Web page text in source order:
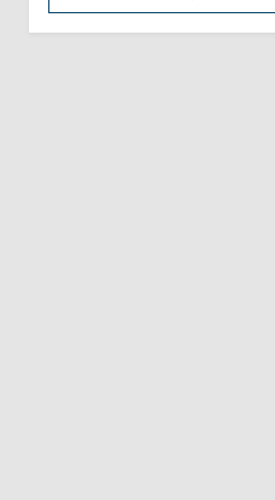
Анна Ревенко уходит с